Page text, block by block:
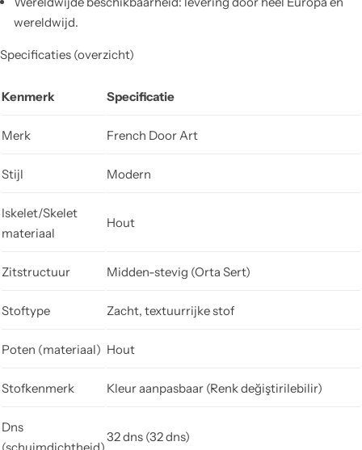
wereldwijd.
Specificaties (overzicht)
Kenmerk Specificatie
Merk French Door Art
Stijl Modern
Iskelet/Skelet
materiaal
Hout
Zitstructuur Midden-stevig (Orta Sert)
Stoftype Zacht, textuurrijke stof
Poten (materiaal) Hout
Stofkenmerk Kleur aanpasbaar (Renk değiştirilebilir)
Dns
32 dns (32 dns)